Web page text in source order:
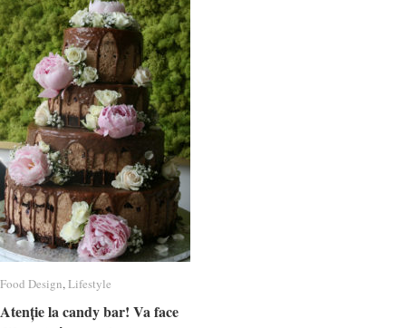
Food Design,Lifestyle
Atenție la candy bar! Va face
Food Design Lifestyle
Atenție la candy bar! Va face